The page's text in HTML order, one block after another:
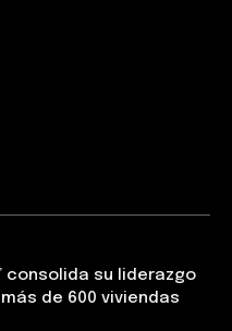
consolida su liderazgo
de 600 viviendas